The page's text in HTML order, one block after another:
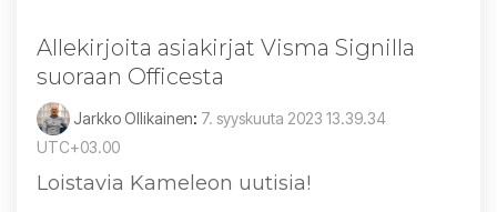
Allekirjoita asiakirjat Visma Signilla
suoraan Officesta
Jarkko Ollikainen: 7. syyskuuta 2023 13.39.34
UTC+03.00
Loistavia Kameleon uutisia!